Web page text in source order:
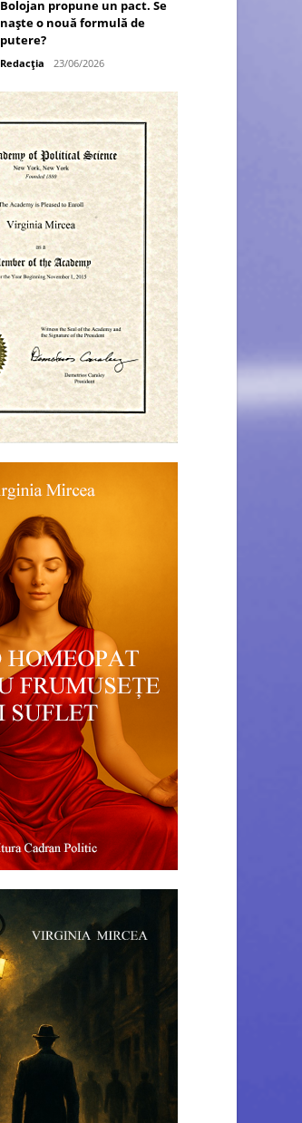
Bolojan propune un pact. Se
naște o nouă formulă de
putere?
Redacția 23/06/2026